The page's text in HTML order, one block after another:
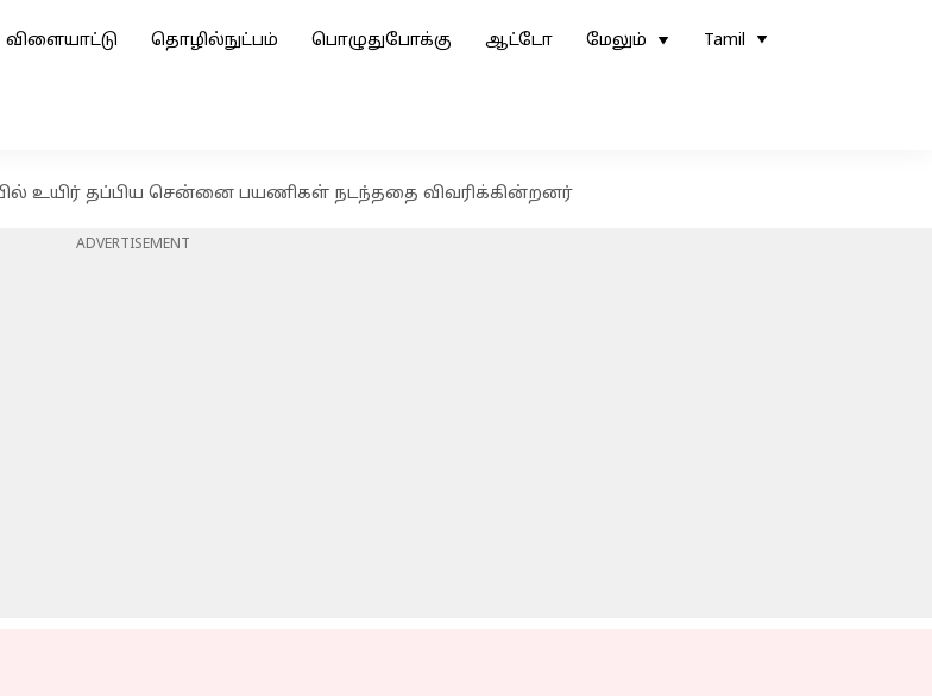
விளையாட்டு தொழில்நுட்பம் பொழுதுபோக்கு ஆட்டோ மேலும் Tamil
உயிர் தப்பிய சென்னை பயணிகள் நடந்ததை விவரிக்கின்றனர்
ADVERTISEMENT